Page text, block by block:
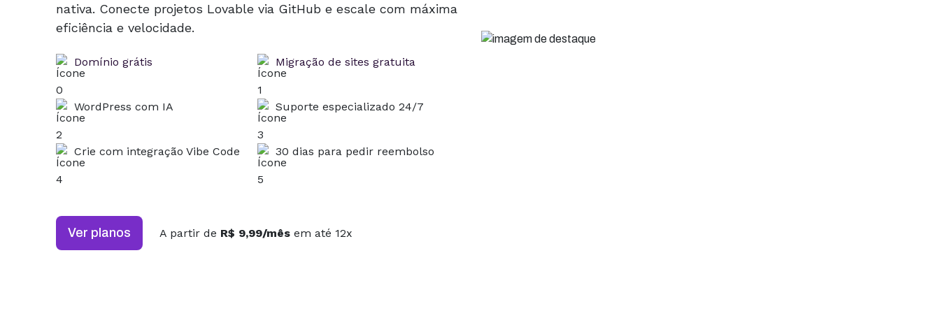
nativa. Conecte projetos Lovable via GitHub e escale com máxima
eficiência e velocidade.
Domínio grátis Migração de sites gratuita
WordPress com IA Suporte especializado 24/7
Crie com integração Vibe Code 30 dias para pedir reembolso
Ver planos A partir de R$ 9,99/mês em até 12x